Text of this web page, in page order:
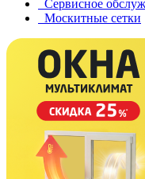
Сервисное
Москитные сетки